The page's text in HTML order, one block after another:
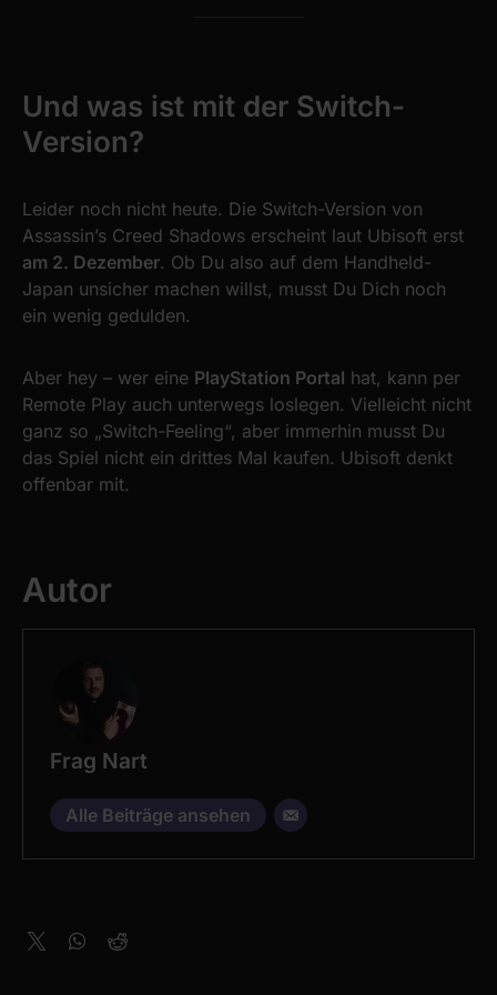
Und was ist mit der Switch-
Version?
Leider noch nicht heute. Die Switch-Version von
Assassin’s Creed Shadows erscheint laut Ubisoft erst
am 2. Dezember. Ob Du also auf dem Handheld-
Japan unsicher machen willst, musst Du Dich noch
ein wenig gedulden.
Aber hey – wer eine PlayStation Portal hat, kann per
Remote Play auch unterwegs loslegen. Vielleicht nicht
ganz so „Switch-Feeling“, aber immerhin musst Du
das Spiel nicht ein drittes Mal kaufen. Ubisoft denkt
offenbar mit.
Autor
Frag Nart
Alle Beiträge ansehen